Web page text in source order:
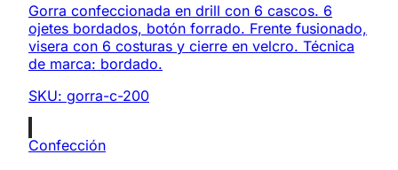
Gorra confeccionada en drill con 6 cascos. 6
ojetes bordados, botón forrado. Frente fusionado,
visera con 6 costuras y cierre en velcro. Técnica
de marca: bordado.
SKU: gorra-c-200
Confección